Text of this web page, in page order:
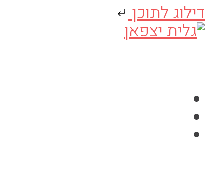
דילוג לתוכן
Skip